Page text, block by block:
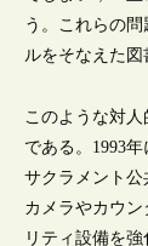
う。これらの
ルをそなえた図
このような対
である。1993
サクラメント公
カメラやカウン
リティ設備を